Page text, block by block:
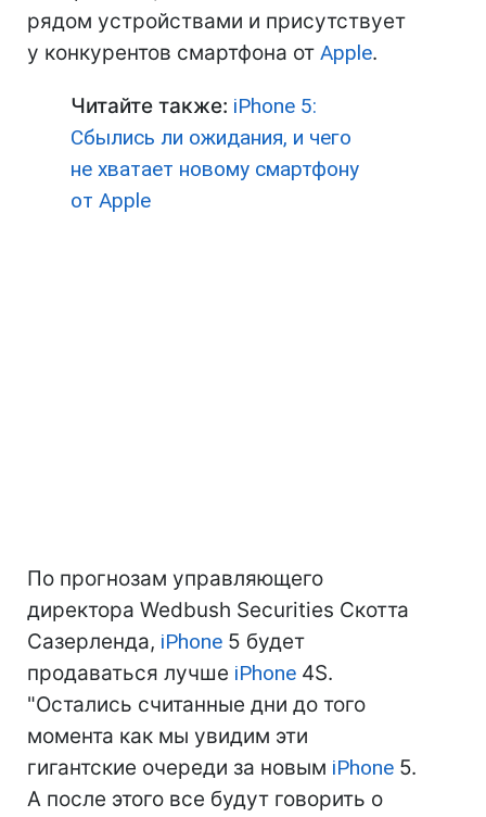
рядом устройствами и присутствует
у конкурентов смартфона от Apple.
Читайте также: iPhone 5:
Сбылись ли ожидания, и чего
не хватает новому смартфону
от Apple
По прогнозам управляющего
директора Wedbush Securities Скотта
Сазерленда, iPhone 5 будет
продаваться лучше iPhone 4S.
"Остались считанные дни до того
момента как мы увидим эти
гигантские очереди за новым iPhone 5.
А после этого все будут говорить о